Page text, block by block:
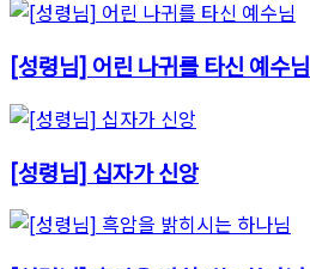
[성령님] 어린 나귀를 타신 예수님
[성령님] 십자가 신앙